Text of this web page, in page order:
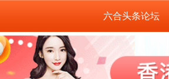
六合头条论坛